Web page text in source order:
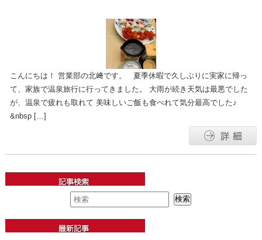
こんにちは！ 営業部の北﨑です。 夏季休暇で久しぶりに実家に帰っ
て、家族で温泉旅行に行ってきました。 大雨が続き天気は最悪でした
が、温泉で疲れも取れて 美味しいご飯も食べれて気分最高でした♪
&nbsp […]